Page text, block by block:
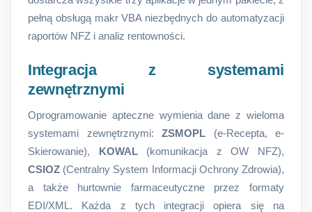
pełną obsługą makr VBA niezbędnych do automatyzacji
raportów NFZ i analiz rentowności.
Integracja z systemami
zewnętrznymi
Oprogramowanie apteczne wymienia dane z wieloma
systemami zewnętrznymi: ZSMOPL (e-Recepta, e-
Skierowanie), KOWAL(komunikacja z OW NFZ),
CSIOZ (Centralny System Informacji Ochrony Zdrowia),
a także hurtownie farmaceutyczne przez formaty
EDI/XML. Każda z tych integracji opiera się na